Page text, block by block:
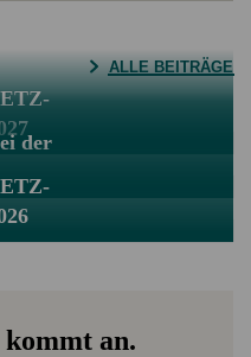
ALLE BEITRÄGE
der
an.